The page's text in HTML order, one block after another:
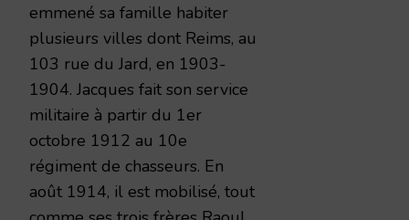
emmené sa famille habiter
plusieurs villes dont Reims, au
103 rue du Jard, en 1903-
1904. Jacques fait son service
militaire à partir du 1er
octobre 1912 au 10e
régiment de chasseurs. En
août 1914, il est mobilisé, tout